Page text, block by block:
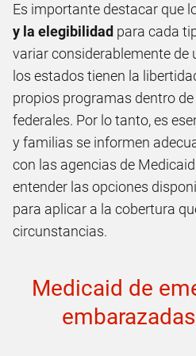
Es importante destacar que
y la elegibilidad para cada
variar considerablemente de
los estados tienen la
propios programas dentro
federales. Por lo tanto, es
y familias se informen
con las agencias de
entender las opciones
para aplicar a la cobertura
circunstancias.
Medicaid de